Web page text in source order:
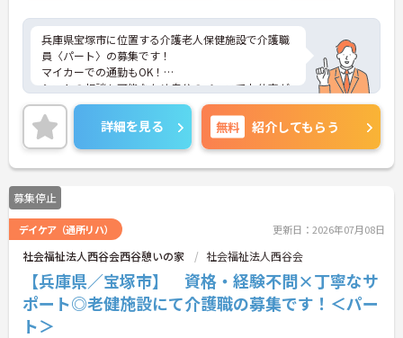
兵庫県宝塚市に位置する介護老人保健施設で介護職
員〈パート〉の募集です！
マイカーでの通勤もOK！
シフトの相談も可能なため自分のペースでお仕事が
できます♪
しっかりとしたフォロー体制で、経験に関わらず安
心してスタートできます。
こちらの求人にご興味がございましたら面接のポイ
ントもお伝えしますので是非ご応募お待ちしており
ます。
詳細を見る 無料 紹介してもらう
募集停止
デイケア（通所リハ） 更新日：2026年07月08日
社会福祉法人西谷会西谷憩いの家 社会福祉法人西谷会
【兵庫県／宝塚市】 資格・経験不問×丁寧なサ
ポート◎老健施設にて介護職の募集です！＜パー
ト＞